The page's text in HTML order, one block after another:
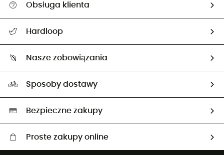
Obsługa klienta
Zwrot artykułów i zwrot środków
Hardloop
Ambasadorzy
Nasze zobowiązania
Wybrane produkty eko
Sposoby dostawy
Bezpieczne zakupy
Proste zakupy online